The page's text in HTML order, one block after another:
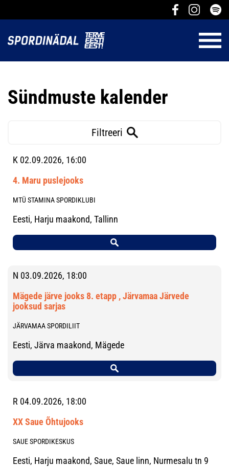
Sündmuste kalender
Filtreeri
K 02.09.2026, 16:00
4. Maru puslejooks
MTÜ STAMINA SPORDIKLUBI
Eesti, Harju maakond, Tallinn
N 03.09.2026, 18:00
Mägede järve jooks 8. etapp , Järvamaa Järvede
jooksud sarjas
JÄRVAMAA SPORDILIIT
Eesti, Järva maakond, Mägede
R 04.09.2026, 18:00
XX Saue Õhtujooks
SAUE SPORDIKESKUS
Eesti, Harju maakond, Saue, Saue linn, Nurmesalu tn 9